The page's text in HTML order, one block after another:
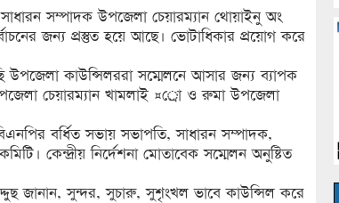
সম্পাদক উপজেলা চেয়ারম্যান থোয়াইনু অং
জন্য প্রস্তুত হয়ে আছে। ভোটাধিকার প্রয়োগ করে
কাউন্সিলররা সম্মেলনে আসার জন্য ব্যাপক
চেয়ারম্যান খামলাই ¤্রাে ও রুমা উপজেলা
বর্ধিত সভায় সভাপতি, সাধারন সম্পাদক,
কেন্দ্রীয় নির্দেশনা মোতাবেক সম্মেলন অনুষ্টিত
জানান, সুন্দর, সুচারু, সুশৃংখল ভাবে কাউন্সিল করে